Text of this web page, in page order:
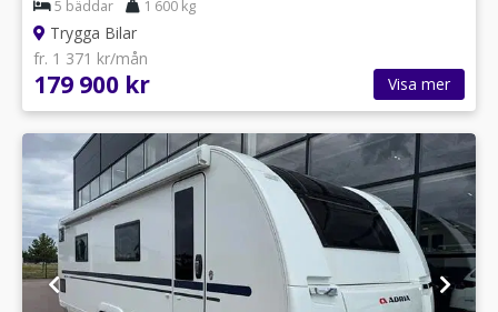
5 bäddar 1 600 kg
Trygga Bilar
fr. 1 371 kr/mån
179 900 kr Visa mer